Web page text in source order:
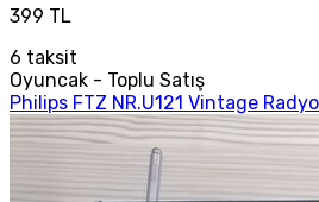
399 TL
6 taksit
Oyuncak - Toplu Satış
Philips FTZ NR.U121 Vintage